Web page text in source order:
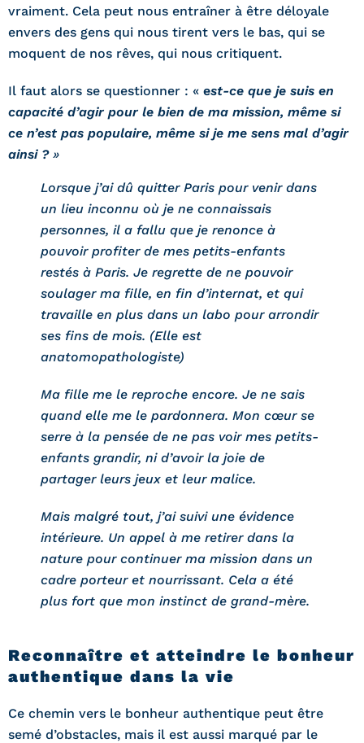
vraiment. Cela peut nous entraîner à être déloyale
envers des gens qui nous tirent vers le bas, qui se
moquent de nos rêves, qui nous critiquent.
Il faut alors se questionner : « est-ce que je suis en
capacité d’agir pour le bien de ma mission, même si
ce n’est pas populaire, même si je me sens mal d’agir
ainsi ?»
Lorsque j’ai dû quitter Paris pour venir dans
un lieu inconnu où je ne connaissais
personnes, il a fallu que je renonce à
pouvoir profiter de mes petits-enfants
restés à Paris. Je regrette de ne pouvoir
soulager ma fille, en fin d’internat, et qui
travaille en plus dans un labo pour arrondir
ses fins de mois. (Elle est
anatomopathologiste)
Ma fille me le reproche encore. Je ne sais
quand elle me le pardonnera. Mon cœur se
serre à la pensée de ne pas voir mes petits-
enfants grandir, ni d’avoir la joie de
partager leurs jeux et leur malice.
Mais malgré tout, j’ai suivi une évidence
intérieure. Un appel à me retirer dans la
nature pour continuer ma mission dans un
cadre porteur et nourrissant. Cela a été
plus fort que mon instinct de grand-mère.
Reconnaître et atteindre le bonheur
authentique dans la vie
Ce chemin vers le bonheur authentique peut être
semé d’obstacles, mais il est aussi marqué par le